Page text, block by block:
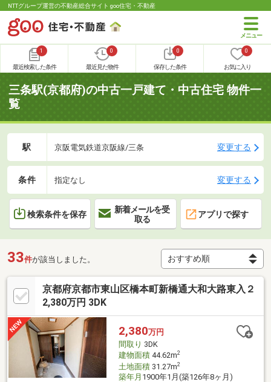
NTTグループ運営の不動産総合サイト goo住宅・不動産
1
最近検索した条件
0
最近見た物件
0
保存した条件
0
お気に入り
三条駅(京都府)の中古一戸建て・中古住宅 物件一
覧
駅 京阪電気鉄道京阪線/三条 変更する
条件 指定なし 変更する
検索条件を保存
新着メールを受
取る
アプリで探す
33件が該当しました。
京都府京都市東山区橋本町新橋通大和大路東入２
2,380万円 3DK
2,380万円
間取り 3DK
建物面積44.62m2
土地面積31.27m2
築年月 1900年1月(築126年8ヶ月)